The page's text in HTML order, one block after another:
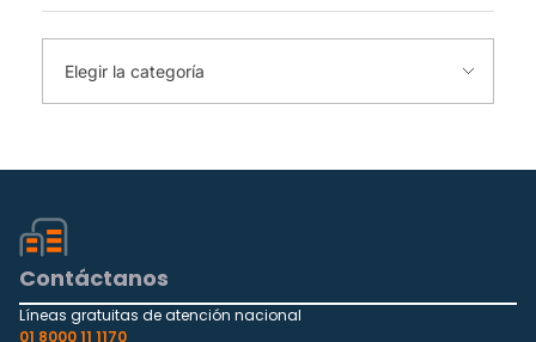
Contáctanos
Líneas gratuitas de atención nacional
01 8000 11 1170